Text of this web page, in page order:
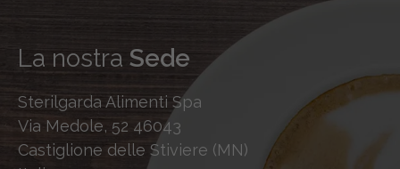
La nostra Sede
Sterilgarda Alimenti Spa
Via Medole, 52 46043
Castiglione delle Stiviere (MN)